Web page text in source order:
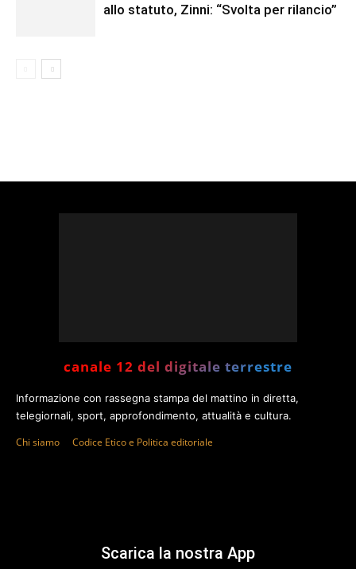
allo statuto, Zinni: “Svolta per rilancio”
canale 12 del digitale terrestre
Informazione con rassegna stampa del mattino in diretta,
telegiornali, sport, approfondimento, attualità e cultura.
Chi siamo Codice Etico e Politica editoriale
Scarica la nostra App